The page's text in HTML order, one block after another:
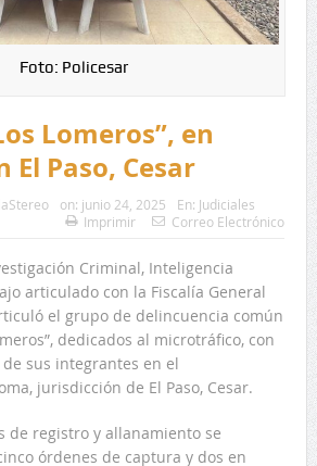
Foto: Policesar
Lomeros”, en
Paso, Cesar
on: junio 24, 2025 En: Judiciales
Imprimir Correo Electrónico
Criminal, Inteligencia
articulado con la Fiscalía General
el grupo de delincuencia común
dedicados al microtráfico, con
sus integrantes en el
jurisdicción de El Paso, Cesar.
de registro y allanamiento se
órdenes de captura y dos en